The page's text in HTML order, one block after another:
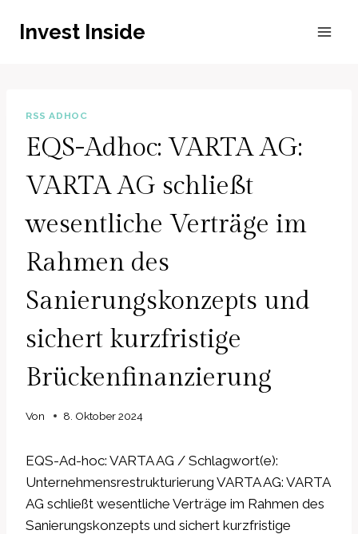
InhaltInvest Inside
RSS ADHOC
EQS-Adhoc: VARTA AG:
VARTA AG schließt
wesentliche Verträge im
Rahmen des
Sanierungskonzepts und
sichert kurzfristige
Brückenfinanzierung
Von 8. Oktober 2024
EQS-Ad-hoc: VARTA AG / Schlagwort(e):
Unternehmensrestrukturierung VARTA AG: VARTA
AG schließt wesentliche Verträge im Rahmen des
Sanierungskonzepts und sichert kurzfristige